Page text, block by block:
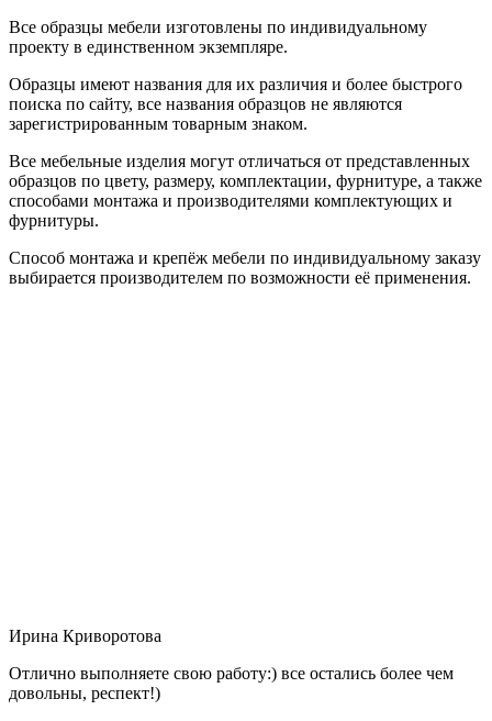
Все образцы мебели изготовлены по индивидуальному
проекту в единственном экземпляре.
Образцы имеют названия для их различия и более быстрого
поиска по сайту, все названия образцов не являются
зарегистрированным товарным знаком.
Все мебельные изделия могут отличаться от представленных
образцов по цвету, размеру, комплектации, фурнитуре, а также
способами монтажа и производителями комплектующих и
фурнитуры.
Способ монтажа и крепёж мебели по индивидуальному заказу
выбирается производителем по возможности её применения.
Ирина Криворотова
Отлично выполняете свою работу:) все остались более чем
довольны, респект!)